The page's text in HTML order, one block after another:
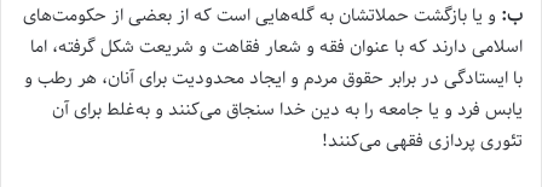
ب: و یا بازگشت حملاتشان به گله‌هایی است که از بعضی از حکومت‌های
اسلامی دارند که با عنوان فقه و شعار فقاهت و شریعت شکل گرفته، اما
با ایستادگی در برابر حقوق مردم و ایجاد محدودیت برای آنان، هر رطب و
یابس فرد و یا جامعه را به دین خدا سنجاق می‌کنند و به‌غلط برای آن
تئوری پردازی فقهی می‌کنند!